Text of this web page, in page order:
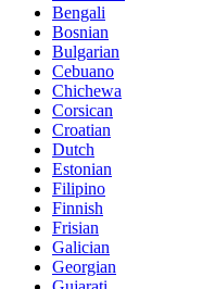
Bengali
Bosnian
Bulgarian
Cebuano
Chichewa
Corsican
Croatian
Dutch
Estonian
Filipino
Finnish
Frisian
Galician
Georgian